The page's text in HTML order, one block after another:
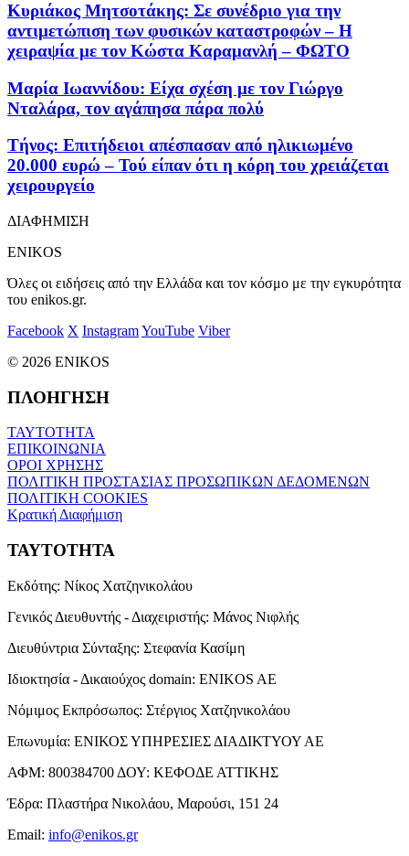
Κυριάκος Μητσοτάκης: Σε συνέδριο για την
αντιμετώπιση των φυσικών καταστροφών – Η
χειραψία με τον Κώστα Καραμανλή – ΦΩΤΟ
Μαρία Ιωαννίδου: Είχα σχέση με τον Γιώργο
Νταλάρα, τον αγάπησα πάρα πολύ
Τήνος: Επιτήδειοι απέσπασαν από ηλικιωμένο
20.000 ευρώ – Τού είπαν ότι η κόρη του χρειάζεται
χειρουργείο
ΔΙΑΦΗΜΙΣΗ
ENIKOS
Όλες οι ειδήσεις από την Ελλάδα και τον κόσμο με την εγκυρότητα
του enikos.gr.
Facebook X InstagramYouTube Viber
© 2026 ENIKOS
ΠΛΟΗΓΗΣΗ
ΤΑΥΤΟΤΗΤΑ
ΕΠΙΚΟΙΝΩΝΙΑ
ΟΡΟΙ ΧΡΗΣΗΣ
ΠΟΛΙΤΙΚΗ ΠΡΟΣΤΑΣΙΑΣ ΠΡΟΣΩΠΙΚΩΝ ΔΕΔΟΜΕΝΩΝ
ΠΟΛΙΤΙΚΗ COOKIES
Κρατική Διαφήμιση
ΤΑΥΤΟΤΗΤΑ
Εκδότης: Νίκος Χατζηνικολάου
Γενικός Διευθυντής - Διαχειριστής: Μάνος Νιφλής
Διευθύντρια Σύνταξης: Στεφανία Κασίμη
Ιδιοκτησία - Δικαιούχος domain: ENIKOS AE
Νόμιμος Εκπρόσωπος: Στέργιος Χατζηνικολάου
Επωνυμία: ΕΝΙΚΟΣ ΥΠΗΡΕΣΙΕΣ ΔΙΑΔΙΚΤΥΟΥ ΑΕ
ΑΦΜ: 800384700 ΔΟΥ: ΚΕΦΟΔΕ ΑΤΤΙΚΗΣ
Έδρα: Πλαστήρα Νικολάου, Μαρούσι, 151 24
Email: info@enikos.gr